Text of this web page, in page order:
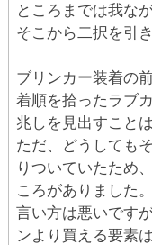
ところまでは我な
そこから二択を引
ブリンカー装着の
着順を拾ったラブ
兆しを見出すこと
ただ、どうしても
りついていたため
ころがありました。
言い方は悪いです
ンより買える要素